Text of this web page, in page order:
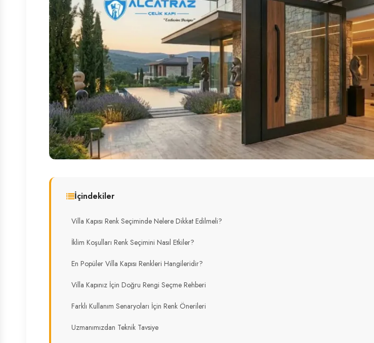
İçindekiler
Villa Kapısı Renk Seçiminde Nelere Dikkat Edilmeli?
İklim Koşulları Renk Seçimini Nasıl Etkiler?
En Popüler Villa Kapısı Renkleri Hangileridir?
Villa Kapınız İçin Doğru Rengi Seçme Rehberi
Farklı Kullanım Senaryoları İçin Renk Önerileri
Uzmanımızdan Teknik Tavsiye